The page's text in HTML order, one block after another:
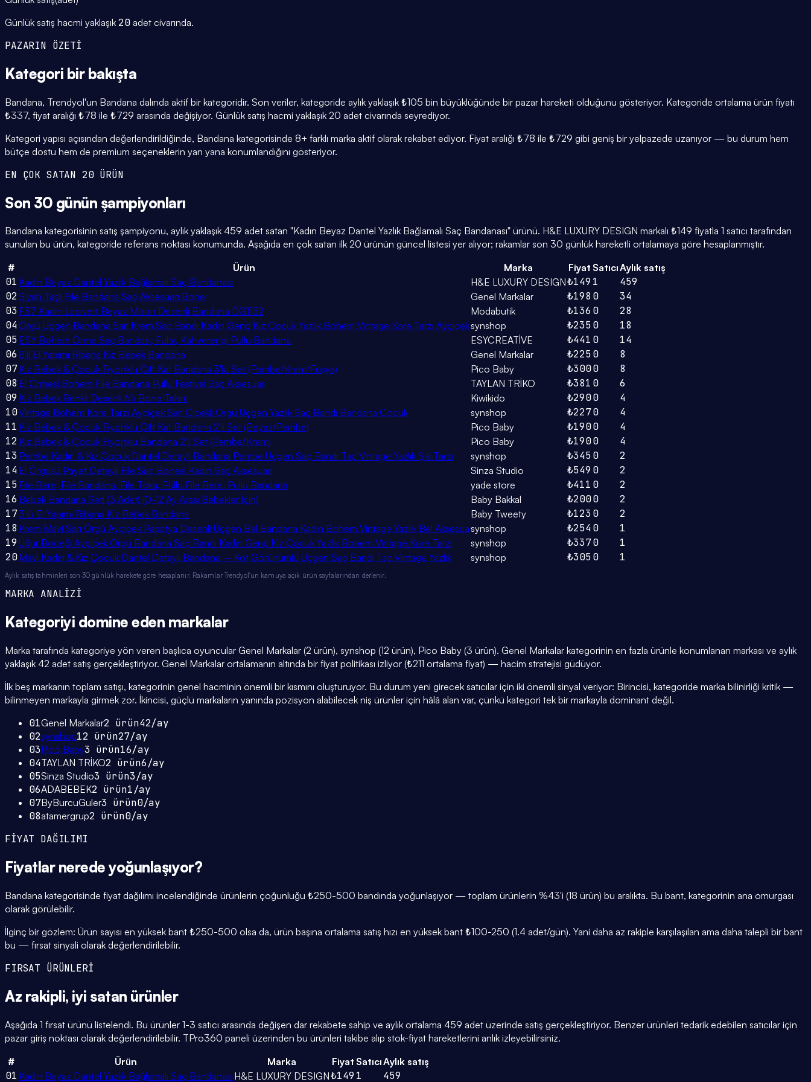
Günlük satış hacmi yaklaşık 20adet civarında.
PAZARIN ÖZETİ
Kategori bir bakışta
Bandana, Trendyol'un Bandana dalında aktif bir kategoridir. Son veriler, kategoride aylık yaklaşık ₺105 bin büyüklüğünde bir pazar hareketi olduğunu gösteriyor. Kategoride ortalama ürün fiyatı
₺337, fiyat aralığı ₺78 ile ₺729 arasında değişiyor. Günlük satış hacmi yaklaşık 20 adet civarında seyrediyor.
Kategori yapısı açısından değerlendirildiğinde, Bandana kategorisinde 8+ farklı marka aktif olarak rekabet ediyor. Fiyat aralığı ₺78 ile ₺729 gibi geniş bir yelpazede uzanıyor — bu durum hem
bütçe dostu hem de premium seçeneklerin yan yana konumlandığını gösteriyor.
EN ÇOK SATAN 20 ÜRÜN
Son 30 günün şampiyonları
Bandana kategorisinin satış şampiyonu, aylık yaklaşık 459 adet satan "Kadın Beyaz Dantel Yazlık Bağlamalı Saç Bandanası" ürünü. H&E LUXURY DESIGN markalı ₺149 fiyatla 1 satıcı tarafından
sunulan bu ürün, kategoride referans noktası konumunda. Aşağıda en çok satan ilk 20 ürünün güncel listesi yer alıyor; rakamlar son 30 günlük hareketli ortalamaya göre hesaplanmıştır.
#
Ürün Marka Fiyat SatıcıAylık satış
01 Kadın Beyaz Dantel Yazlık Bağlamalı Saç Bandanası H&E LUXURY DESIGN₺149 1
459
02 Siyah Taşlı File Bandana Saç Aksesuarı Bone Genel Markalar ₺198 0
34
03 F37 Kadın Lacivert Beyaz Moon Desenli Bandana DG1152 Modabutik ₺136 0
28
04 Örgü Üçgen Bandana Sarı Krem Saç Bandı Kadın Genç Kız Çocuk Yazlık Bohem Vintage Kore Tarzı Ayçiçeksynshop ₺2350
18
05 ESY Bohem Örme Saç Bandası, Fular, Kahverengi Pullu Bandana ESYCREATİVE ₺441 0
14
06 8'li El Yapımı Ribana Kız Bebek Bandana Genel Markalar ₺2250
8
07Kız Bebek & Çocuk Fiyonklu Çift Kat Bandana 3'lü Set (Pembe/Krem/Fuşya) Pico Baby ₺3000
8
08 El Örmesi Bohem File Bandana Pullu Festival Saç Aksesuarı TAYLAN TRİKO ₺381 0
6
09 Kız Bebek Renkli Desenli 6'lı Bone Takım Kiwikido ₺2900
4
10Vintage Bohem Kore Tarzı Ayçiçek Sarı Çiçekli Örgü Üçgen Yazlık Saç Bandı Bandana Çocuk synshop ₺2270
4
11 Kız Bebek & Çocuk Fiyonklu Çift Kat Bandana 2'li Set (Beyaz/Pembe) Pico Baby ₺1900
4
12 Kız Bebek & Çocuk Fiyonklu Bandana 2'li Set (Pembe/Krem) Pico Baby ₺1900
4
13 Pembe Kadın & Kız Çocuk Dantel Detaylı Bandana Pembe Üçgen Saç Bandı Taç Vintage Yazlık Şal Tarzı synshop ₺3450
2
14 El Örgüsü Payet Detaylı File Saç Bonesi Kadın Saç Aksesuarı Sinza Studio ₺549 0
2
15 File Bere, File Bandana, File Toka, Pullu File Bere, Pullu Bandana yade store ₺411 0
2
16 Bebek Bandana Seti (3 Adet) (0-12 Ay Arası Bebekler İçin) Baby Bakkal ₺2000
2
173'lü El Yapımı Ribana Kız Bebek Bandana Baby Tweety ₺1230
2
18 Krem Mavi Sarı Örgü Ayçiçek Papatya Desenli Üçgen Bel Bandana Kadın Bohem Vintage Yazlık Bel Aksesua synshop ₺2540
1
19 Uğur Böceği Ayçiçek Örgü Bandana Saç Bandı Kadın Genç Kız Çocuk Yazlık Bohem Vintage Kore Tarzı synshop ₺3370
1
20Mavi Kadın & Kız Çocuk Dantel Detaylı Bandana – Kot Görünümlü Üçgen Saç Bandı Taç Vintage Yazlık synshop ₺3050 1
Aylık satış tahminleri son 30 günlük harekete göre hesaplanır. Rakamlar Trendyol'un kamuya açık ürün sayfalarından derlenir.
MARKA ANALİZİ
Kategoriyi domine eden markalar
Marka tarafında kategoriye yön veren başlıca oyuncular Genel Markalar (2 ürün), synshop (12 ürün), Pico Baby (3 ürün). Genel Markalar kategorinin en fazla ürünle konumlanan markası ve aylık
yaklaşık 42 adet satış gerçekleştiriyor. Genel Markalar ortalamanın altında bir fiyat politikası izliyor (₺211 ortalama fiyat) — hacim stratejisi güdüyor.
İlk beş markanın toplam satışı, kategorinin genel hacminin önemli bir kısmını oluşturuyor. Bu durum yeni girecek satıcılar için iki önemli sinyal veriyor: Birincisi, kategoride marka bilinirliği kritik —
bilinmeyen markayla girmek zor. İkincisi, güçlü markaların yanında pozisyon alabilecek niş ürünler için hâlâ alan var, çünkü kategori tek bir markayla dominant değil.
01Genel Markalar2 ürün42/ay
02synshop12 ürün27/ay
03Pico Baby3 ürün16/ay
04TAYLAN TRİKO2 ürün6/ay
05Sinza Studio3 ürün3/ay
06ADABEBEK2 ürün1/ay
07ByBurcuGuler3 ürün0/ay
08atamergrup2 ürün0/ay
FİYAT DAĞILIMI
Fiyatlar nerede yoğunlaşıyor?
Bandana kategorisinde fiyat dağılımı incelendiğinde ürünlerin çoğunluğu ₺250-500 bandında yoğunlaşıyor — toplam ürünlerin %43'i (18 ürün) bu aralıkta. Bu bant, kategorinin ana omurgası
olarak görülebilir.
İlginç bir gözlem: Ürün sayısı en yüksek bant ₺250-500 olsa da, ürün başına ortalama satış hızı en yüksek bant ₺100-250 (1.4 adet/gün). Yani daha az rakiple karşılaşılan ama daha talepli bir bant
bu — fırsat sinyali olarak değerlendirilebilir.
FIRSAT ÜRÜNLERİ
Az rakipli, iyi satan ürünler
Aşağıda 1 fırsat ürünü listelendi. Bu ürünler 1-3 satıcı arasında değişen dar rekabete sahip ve aylık ortalama 459 adet üzerinde satış gerçekleştiriyor. Benzer ürünleri tedarik edebilen satıcılar için
pazar giriş noktası olarak değerlendirilebilir. TPro360 paneli üzerinden bu ürünleri takibe alıp stok-fiyat hareketlerini anlık izleyebilirsiniz.
#
Ürün Marka Fiyat SatıcıAylık satış
01 Kadın Beyaz Dantel Yazlık Bağlamalı Saç Bandanası H&E LUXURY DESIGN₺149 1 459